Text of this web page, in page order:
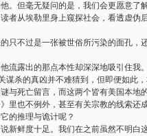
。但毫无疑问的是，我们会更愿意了
者从埃勒里身上窥探社会，看透虚伪
只不过是一张被世俗所污染的面孔，
流露出的那点本性却深深地吸引住我。
杀的真凶并不难猜到，但即便如此
与死亡留言，而这两个皆有美国本地
里也不例外，甚至有关宗教的线索还
的推理与诡计呢？
新鲜度十足。我们在之前虽然不明白